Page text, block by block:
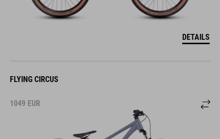
DETAILS
FLYING CIRCUS
1049 EUR